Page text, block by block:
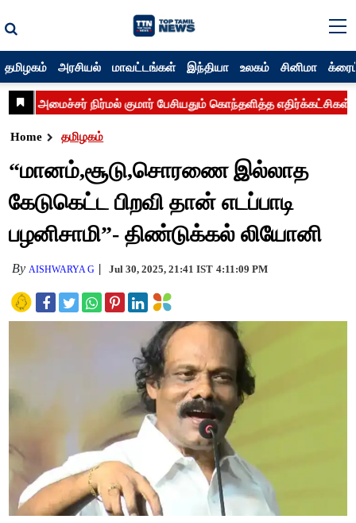
தமிழகம் அரசியல் மாவட்டங்கள் இந்தியா உலகம் சினிமா
Home தமிழகம்
“மானம்,சூடு,சொரணை இல்லாத
கேடுகெட்ட பிறவி தான் எடப்பாடி
பழனிசாமி”- திண்டுக்கல் லியோனி
By AISHWARYA G Jul 30, 2025, 21:41 IST 4:11:09 PM